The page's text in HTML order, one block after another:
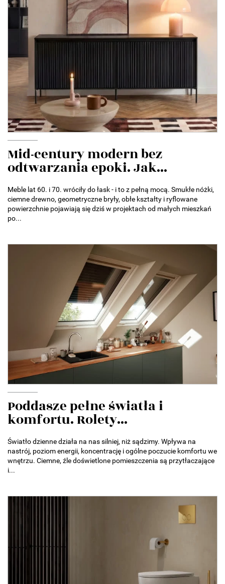
Mid-century modern bez
odtwarzania epoki. Jak...
Meble lat 60. i 70. wróciły do łask - i to z pełną mocą. Smukłe nóżki,
ciemne drewno, geometryczne bryły, obłe kształty i ryflowane
powierzchnie pojawiają się dziś w projektach od małych mieszkań
po...
Poddasze pełne światła i
komfortu. Rolety...
Światło dzienne działa na nas silniej, niż sądzimy. Wpływa na
nastrój, poziom energii, koncentrację i ogólne poczucie komfortu we
wnętrzu. Ciemne, źle doświetlone pomieszczenia są przytłaczające
i...